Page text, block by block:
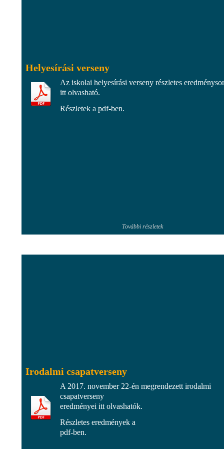
Helyesírási verseny
Az iskolai helyesírási verseny részletes
itt olvasható.
Részletek a pdf-ben.
További részletek
Irodalmi csapatverseny
A 2017. november 22-én megrendezett irodalmi
csapatverseny
eredményei itt olvashatók.
Részletes eredmények a
pdf-ben.